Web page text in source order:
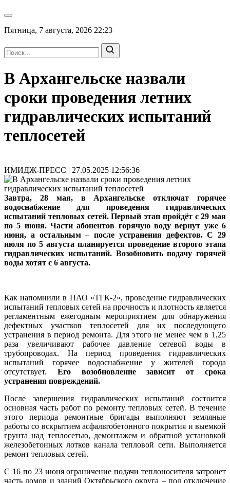
Пятница, 7 августа, 2026 22:23
В Архангельске назвали
сроки проведения летних
гидравлических испытаний
теплосетей
ИМИДЖ-ПРЕСС | 27.05.2025 12:56:36
Завтра, 28 мая, в Архангельске отключат горячее
водоснабжение для проведения гидравлических
испытаний тепловых сетей. Первый этап пройдёт с 29 мая
по 5 июня. Части абонентов горячую воду вернут уже 6
июня, а остальным – после устранения дефектов. С 29
июля по 5 августа планируется проведение второго этапа
гидравлических испытаний. Возобновить подачу горячей
воды хотят с 6 августа.
Как напомнили в ПАО «ТГК-2», проведение гидравлических
испытаний тепловых сетей на прочность и плотность является
регламентным ежегодным мероприятием для обнаружения
дефектных участков теплосетей для их последующего
устранения в период ремонта. Для этого не менее чем в 1,25
раза увеличивают рабочее давление сетевой воды в
трубопроводах. На период проведения гидравлических
испытаний горячее водоснабжение у жителей города
отсутствует. Его возобновление зависит от срока
устранения повреждений.
После завершения гидравлических испытаний состоится
основная часть работ по ремонту тепловых сетей. В течение
этого периода ремонтные бригады выполняют земляные
работы со вскрытием асфальтобетонного покрытия и выемкой
грунта над теплосетью, демонтажем и обратной установкой
железобетонных лотков канала тепловой сети. Выполняется
ремонт тепловых сетей.
С 16 по 23 июня ограничение подачи теплоносителя затронет
часть домов и зданий Октябрьского округа – под отключение